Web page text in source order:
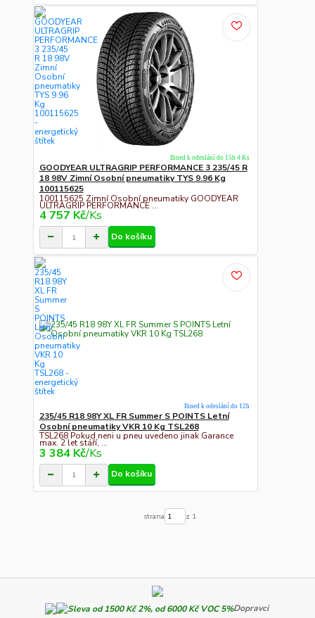
GOODYEAR ULTRAGRIP PERFORMANCE 3 235/45 R
18 98V Zimní Osobní pneumatiky TYS 9.96 Kg
100115625
100115625 Zimní Osobní pneumatiky GOODYEAR
ULTRAGRIP PERFORMANCE ...
4 757 Kč/Ks
Ihned k odeslání do 15h 4 Ks
Do košíku
235/45 R18 98Y XL FR Summer S POINTS Letní
Osobní pneumatiky VKR 10 Kg TSL268
TSL268 Pokud neni u pneu uvedeno jinak Garance
max. 2 let stáří, ...
3 384 Kč/Ks
Ihned k odeslání do 12h
Do košíku
strana z 1
Dopravci